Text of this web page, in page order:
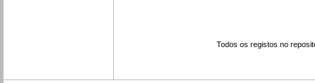
Todos os registos no